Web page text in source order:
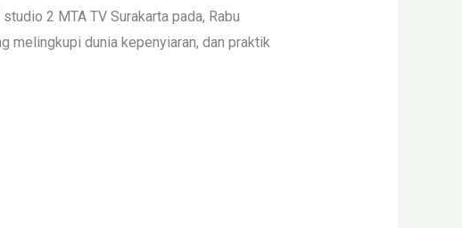
2 MTA TV Surakarta pada, Rabu
melingkupi dunia kepenyiaran, dan praktik